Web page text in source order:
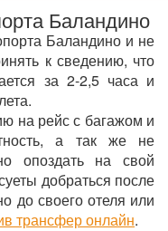
Баландино
Баландино и не
к сведению, что
за 2-2,5 часа и
на рейс с багажом и
а так же не
опоздать на свой
добраться после
до своего отеля или
трансфер онлайн.